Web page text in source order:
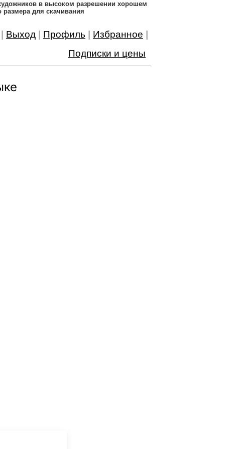
в высоком разрешении хорошем
размера для скачивания
Выход Профиль Избранное
Подписки и цены